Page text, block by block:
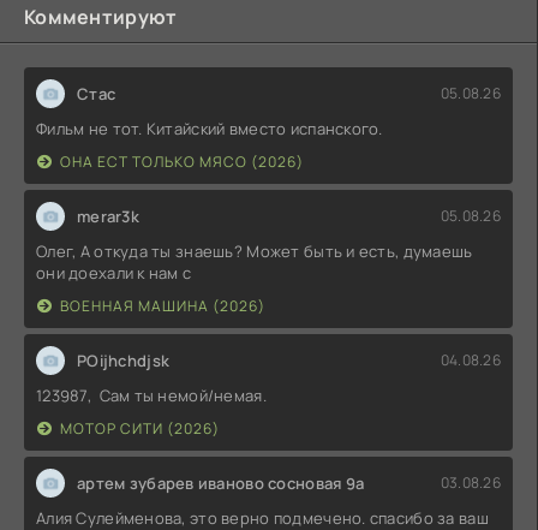
Комментируют
Стас 05.08.26
Фильм не тот. Китайский вместо испанского.
ОНА ЕСТ ТОЛЬКО МЯСО (2026)
merar3k 05.08.26
Олег, А откуда ты знаешь? Может быть и есть, думаешь
они доехали к нам с
ВОЕННАЯ МАШИНА (2026)
POijhchdjsk 04.08.26
123987, Сам ты немой/немая.
МОТОР СИТИ (2026)
артем зубарев иваново сосновая 9а 03.08.26
Алия Сулейменова, это верно подмечено. спасибо за ваш